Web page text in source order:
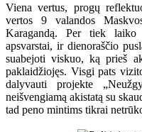
Viena vertus, progų
vertos 9 valandos
Karagandą. Per tiek
apsvarstai, ir dienoraščio
suabejoti viskuo, ką prieš
paklaidžiojęs. Visgi pats
dalyvauti projekte
neišvengiamą akistatą su
tad peno mintims tikrai